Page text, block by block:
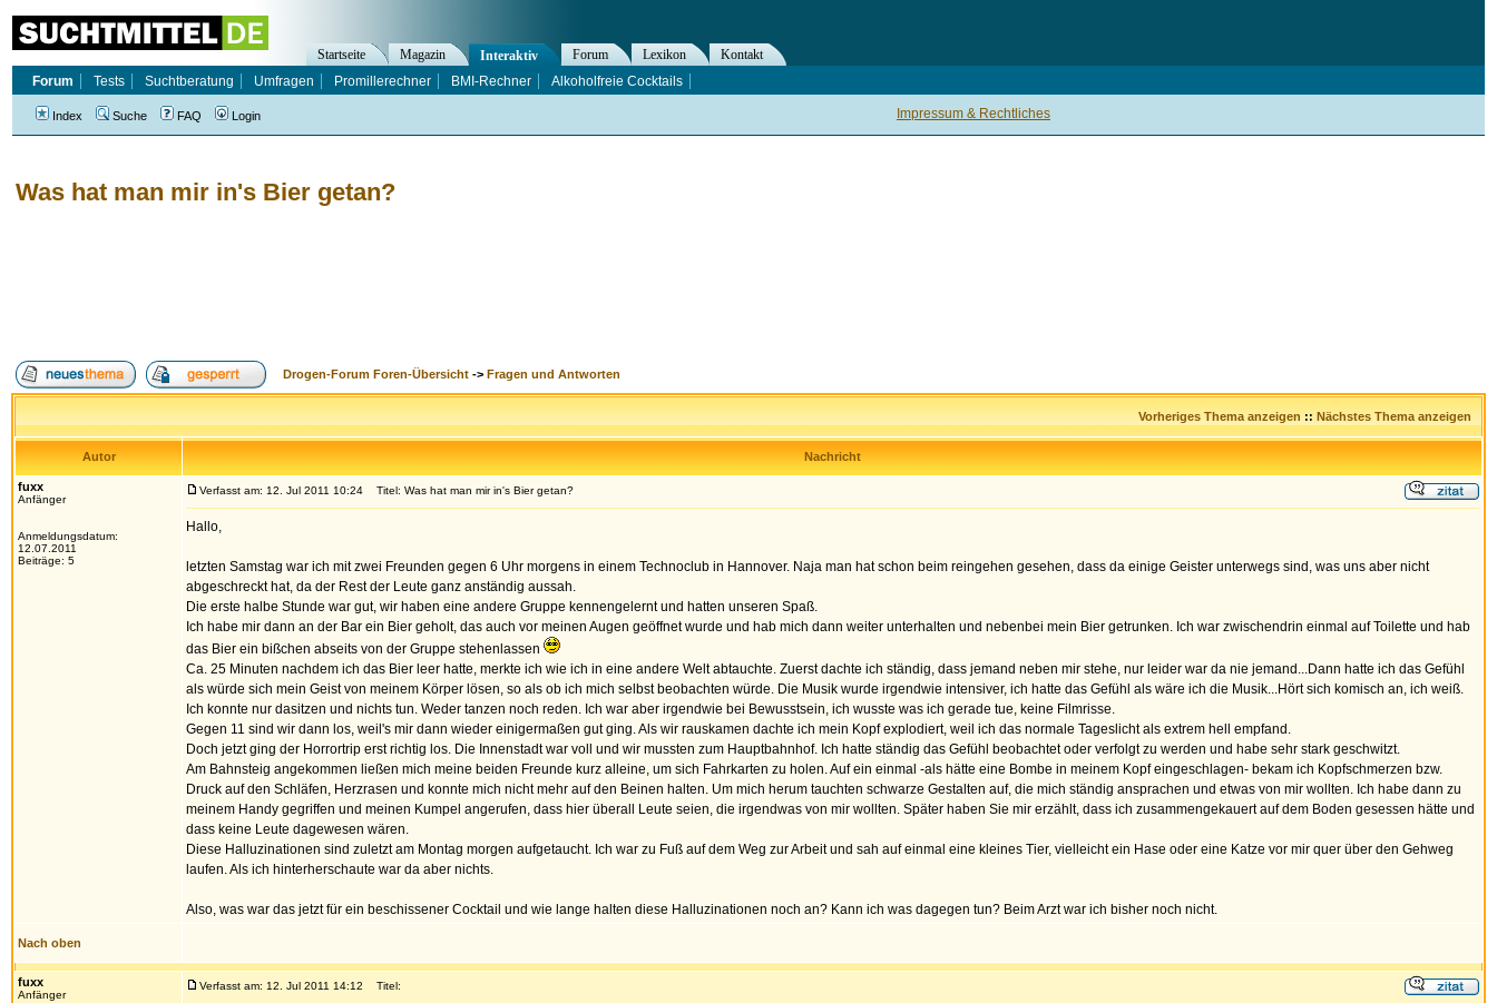
Was hat man mir in's Bier getan?
Drogen-Forum Foren-Übersicht -> Fragen und Antworten
Vorheriges Thema anzeigen :: Nächstes Thema anzeigen
Autor Nachricht
fuxx
Anfänger
Anmeldungsdatum:
12.07.2011
Beiträge: 5
Verfasst am: 12. Jul 2011 10:24 Titel: Was hat man mir in's Bier getan?
Hallo,
letzten Samstag war ich mit zwei Freunden gegen 6 Uhr morgens in einem Technoclub in Hannover. Naja man hat schon beim reingehen gesehen, dass da einige Geister unterwegs sind, was uns aber nicht
abgeschreckt hat, da der Rest der Leute ganz anständig aussah.
Die erste halbe Stunde war gut, wir haben eine andere Gruppe kennengelernt und hatten unseren Spaß.
Ich habe mir dann an der Bar ein Bier geholt, das auch vor meinen Augen geöffnet wurde und hab mich dann weiter unterhalten und nebenbei mein Bier getrunken. Ich war zwischendrin einmal auf Toilette und hab
das Bier ein bißchen abseits von der Gruppe stehenlassen
Ca. 25 Minuten nachdem ich das Bier leer hatte, merkte ich wie ich in eine andere Welt abtauchte. Zuerst dachte ich ständig, dass jemand neben mir stehe, nur leider war da nie jemand...Dann hatte ich das Gefühl
als würde sich mein Geist von meinem Körper lösen, so als ob ich mich selbst beobachten würde. Die Musik wurde irgendwie intensiver, ich hatte das Gefühl als wäre ich die Musik...Hört sich komisch an, ich weiß.
Ich konnte nur dasitzen und nichts tun. Weder tanzen noch reden. Ich war aber irgendwie bei Bewusstsein, ich wusste was ich gerade tue, keine Filmrisse.
Gegen 11 sind wir dann los, weil's mir dann wieder einigermaßen gut ging. Als wir rauskamen dachte ich mein Kopf explodiert, weil ich das normale Tageslicht als extrem hell empfand.
Doch jetzt ging der Horrortrip erst richtig los. Die Innenstadt war voll und wir mussten zum Hauptbahnhof. Ich hatte ständig das Gefühl beobachtet oder verfolgt zu werden und habe sehr stark geschwitzt.
Am Bahnsteig angekommen ließen mich meine beiden Freunde kurz alleine, um sich Fahrkarten zu holen. Auf ein einmal -als hätte eine Bombe in meinem Kopf eingeschlagen- bekam ich Kopfschmerzen bzw.
Druck auf den Schläfen, Herzrasen und konnte mich nicht mehr auf den Beinen halten. Um mich herum tauchten schwarze Gestalten auf, die mich ständig ansprachen und etwas von mir wollten. Ich habe dann zu
meinem Handy gegriffen und meinen Kumpel angerufen, dass hier überall Leute seien, die irgendwas von mir wollten. Später haben Sie mir erzählt, dass ich zusammengekauert auf dem Boden gesessen hätte und
dass keine Leute dagewesen wären.
Diese Halluzinationen sind zuletzt am Montag morgen aufgetaucht. Ich war zu Fuß auf dem Weg zur Arbeit und sah auf einmal eine kleines Tier, vielleicht ein Hase oder eine Katze vor mir quer über den Gehweg
laufen. Als ich hinterherschaute war da aber nichts.
Also, was war das jetzt für ein beschissener Cocktail und wie lange halten diese Halluzinationen noch an? Kann ich was dagegen tun? Beim Arzt war ich bisher noch nicht.
Nach oben
fuxx
Anfänger
Verfasst am: 12. Jul 2011 14:12 Titel:
Impressum & Rechtliches
Startseite Magazin Interaktiv Forum Lexikon
Kontakt
Forum
Tests Suchtberatung Umfragen Promillerechner BMI-Rechner Alkoholfreie Cocktails
Index Suche FAQ Login